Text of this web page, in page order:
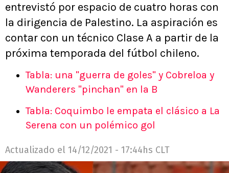
entrevistó por espacio de cuatro horas con
la dirigencia de Palestino. La aspiración es
contar con un técnico Clase A a partir de la
próxima temporada del fútbol chileno.
Tabla: una "guerra de goles" y Cobreloa y
Wanderers "pinchan" en la B
Tabla: Coquimbo le empata el clásico a La
Serena con un polémico gol
Actualizado el 14/12/2021 - 17:44hs CLT